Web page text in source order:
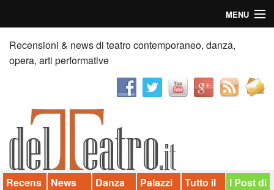
MENU
Home
Recensioni
News
Palazzi consiglia
Video
Recensioni & news di teatro contemporaneo, danza,
opera, arti performative
Recens
News Danza
Palazzi
Tutto il
I Post di